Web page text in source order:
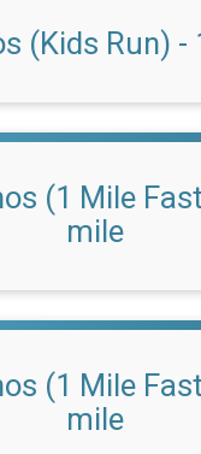
(Kids Run)
(1 Mile
mile
(1 Mile
mile